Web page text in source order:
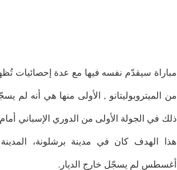
مباراة سيقدّم نفسه فيها مع عدة إحصائيات
من الميتروبوليتانو , الأولى منها هي أنه
ذلك في الجولة الأولى من الدوري الإسباني
هذا الهدف كان في مدينة برشلونة،
أغسطس لم يسجّل خارج الديار.